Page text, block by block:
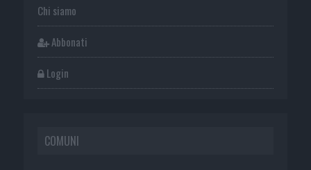
Chi siamo
Abbonati
Login
COMUNI